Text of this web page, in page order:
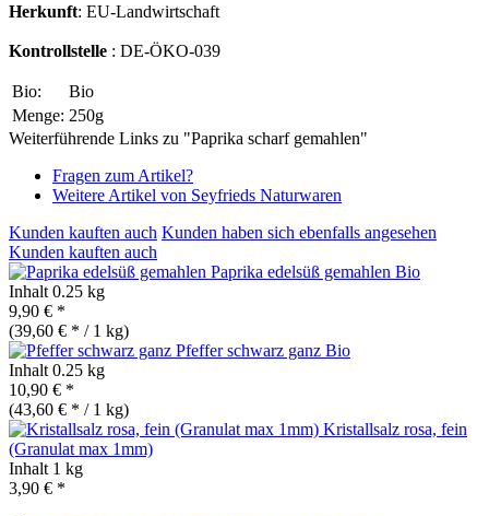
Herkunft: EU-Landwirtschaft
Kontrollstelle : DE-ÖKO-039
Bio:
Bio
Menge: 250g
Weiterführende Links zu "Paprika scharf gemahlen"
Fragen zum Artikel?
Weitere Artikel von Seyfrieds Naturwaren
Kunden kauften auch Kunden haben sich ebenfalls angesehen
Kunden kauften auch
Paprika edelsüß gemahlen Bio
Inhalt 0.25 kg
9,90 € *
(39,60 € * / 1 kg)
Pfeffer schwarz ganz Bio
Inhalt 0.25 kg
10,90 € *
(43,60 € * / 1 kg)
Kristallsalz rosa, fein
(Granulat max 1mm)
Inhalt 1 kg
3,90 € *